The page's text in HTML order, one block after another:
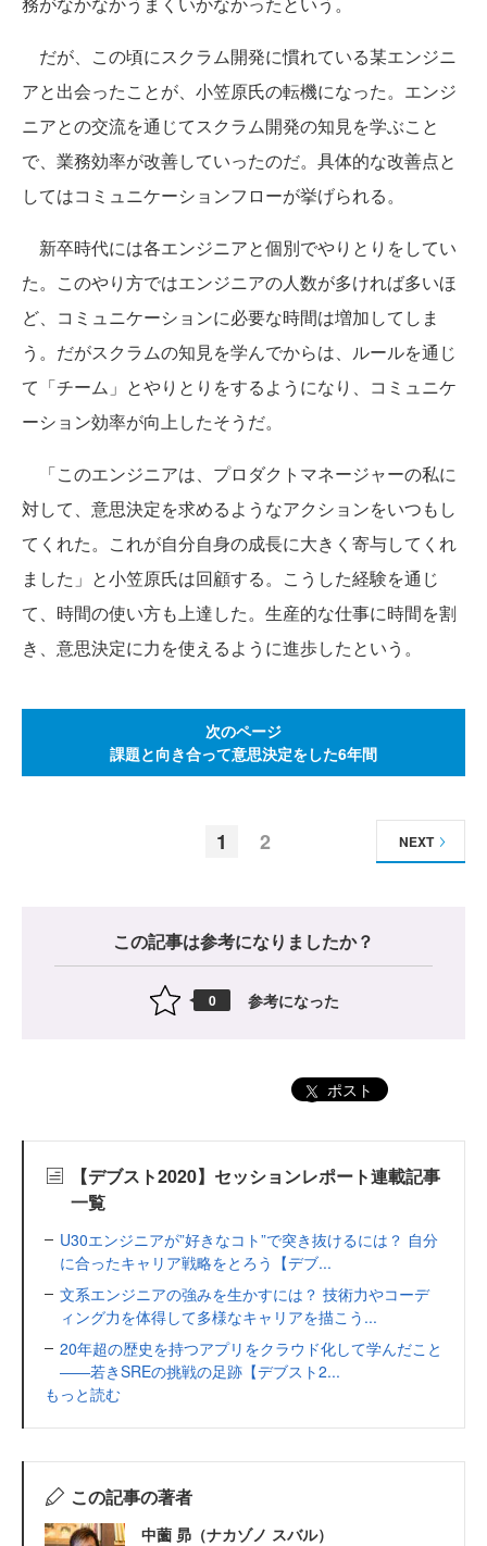
だが、この頃にスクラム開発に慣れている某エンジニ
アと出会ったことが、小笠原氏の転機になった。エンジ
ニアとの交流を通じてスクラム開発の知見を学ぶこと
で、業務効率が改善していったのだ。具体的な改善点と
してはコミュニケーションフローが挙げられる。
新卒時代には各エンジニアと個別でやりとりをしてい
た。このやり方ではエンジニアの人数が多ければ多いほ
ど、コミュニケーションに必要な時間は増加してしま
う。だがスクラムの知見を学んでからは、ルールを通じ
て「チーム」とやりとりをするようになり、コミュニケ
ーション効率が向上したそうだ。
「このエンジニアは、プロダクトマネージャーの私に
対して、意思決定を求めるようなアクションをいつもし
てくれた。これが自分自身の成長に大きく寄与してくれ
ました」と小笠原氏は回顧する。こうした経験を通じ
て、時間の使い方も上達した。生産的な仕事に時間を割
き、意思決定に力を使えるように進歩したという。
次のページ
課題と向き合って意思決定をした6年間
1 2 NEXT
この記事は参考になりましたか？
0 参考になった
ポスト
【デブスト2020】セッションレポート連載記事
一覧
U30エンジニアが”好きなコト”で突き抜けるには？ 自分
に合ったキャリア戦略をとろう【デブ...
文系エンジニアの強みを生かすには？ 技術力やコーデ
ィング力を体得して多様なキャリアを描こう...
20年超の歴史を持つアプリをクラウド化して学んだこと
――若きSREの挑戦の足跡【デブスト2...
もっと読む
この記事の著者
中薗 昴（ナカゾノ スバル）